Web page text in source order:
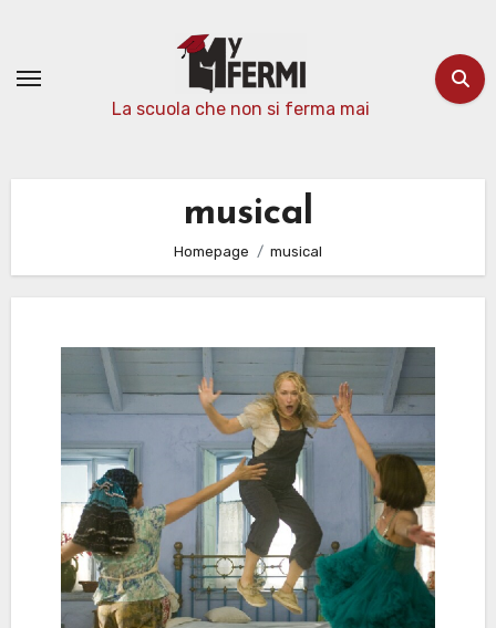
contenuto
La scuola che non si ferma mai
musical
Homepage musical